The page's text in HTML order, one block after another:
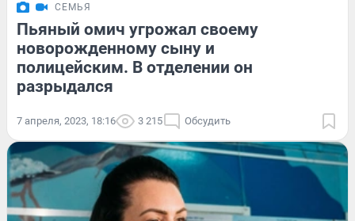
СЕМЬЯ
Пьяный омич угрожал своему
новорожденному сыну и
полицейским. В отделении он
разрыдался
7 апреля, 2023, 18:16 3 215 Обсудить